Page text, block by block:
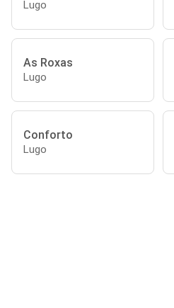
Lugo
As Roxas
Lugo
Conforto
Lugo